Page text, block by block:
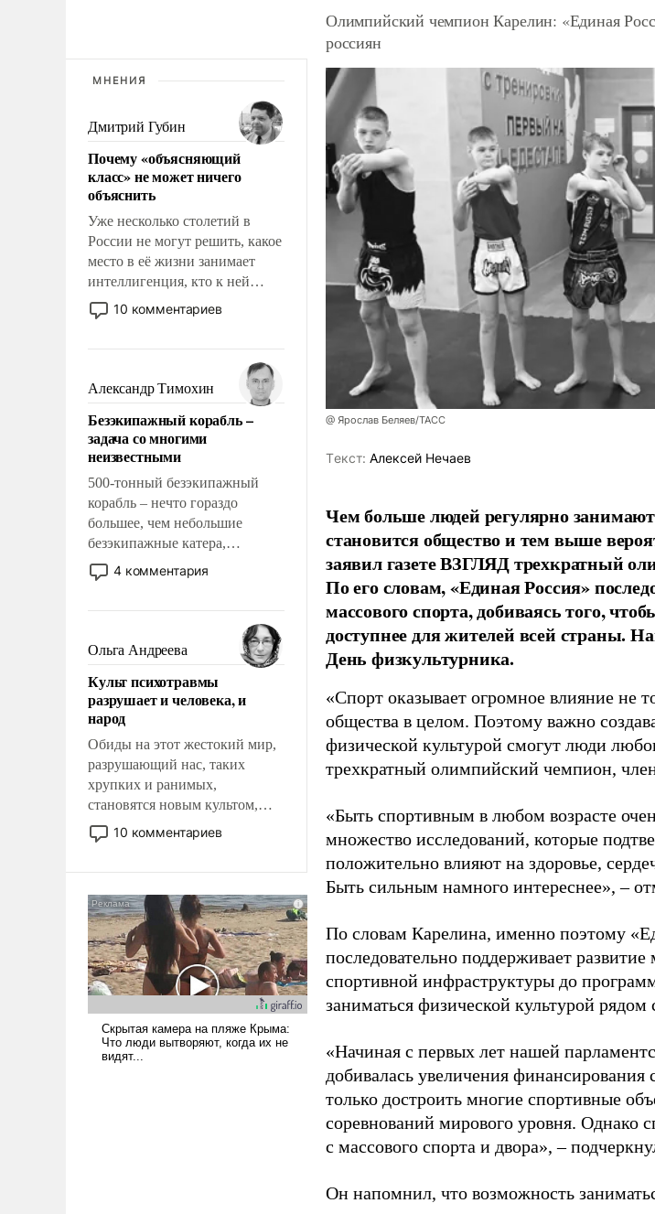
МНЕНИЯ
Дмитрий Губин
Почему «объясняющий
класс» не может ничего
объяснить
Уже несколько столетий в
России не могут решить, какое
место в её жизни занимает
интеллигенция, кто к ней
принадлежит, а кого из неё
исключили с правом
чем она отличается от просто
образованных людей. Иногда
казалось, что эти вопросы
решены раз и навсегда, но –
нет, не решены.
10 комментариев
Александр Тимохин
Безэкипажный корабль –
задача со многими
неизвестными
500-тонный безэкипажный
корабль – нечто гораздо
большее, чем небольшие
безэкипажные катера,
применение которых уже
стало обыденностью. Задача по
сложна и амбициозна. Однако
и ее реализация радикально
поднимет наши боевые
возможности.
4 комментария
Ольга Андреева
Культ психотравмы
разрушает и человека, и
народ
Обиды на этот жестокий мир,
разрушающий нас, таких
хрупких и ранимых,
становятся новым культом,
постепенно вытесняя и
отменяя традиционное
ударами судьбы, брать на себя
ответственность, помогать
слабым, идти вперед и
адаптироваться.
10 комментариев
Олимпийский чемпион Карелин: «Единая
россиян
@ Ярослав Беляев/ТАСС
Tекст: Алексей Нечаев
Чем больше людей регулярно
становится общество и тем выше
заявил газете ВЗГЛЯД трехкратный
По его словам, «Единая Россия»
массового спорта, добиваясь того,
доступнее для жителей всей страны.
День физкультурника.
«Спорт оказывает огромное влияние не
общества в целом. Поэтому важно
физической культурой смогут люди
трехкратный олимпийский чемпион,
«Быть спортивным в любом возрасте
множество исследований, которые
положительно влияют на здоровье,
Быть сильным намного интереснее», –
По словам Карелина, именно поэтому
последовательно поддерживает развитие
спортивной инфраструктуры до
заниматься физической культурой
«Начиная с первых лет нашей
добивалась увеличения финансирования
только достроить многие спортивные
соревнований мирового уровня. Однако
с массового спорта и двора», –
Он напомнил, что возможность